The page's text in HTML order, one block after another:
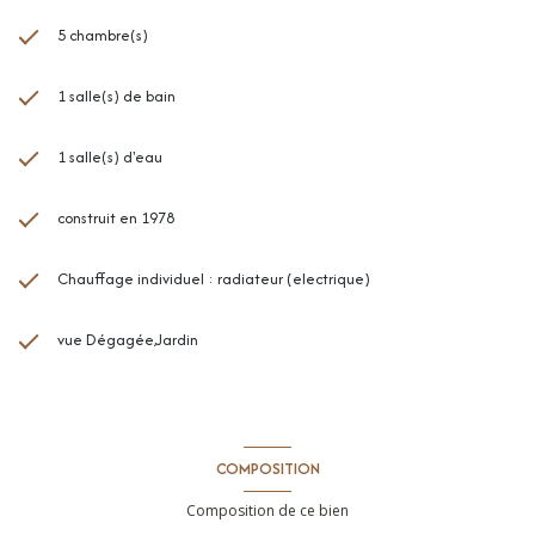
5 chambre(s)
1 salle(s) de bain
1 salle(s) d'eau
construit en 1978
Chauffage individuel : radiateur (electrique)
vue Dégagée,Jardin
COMPOSITION
Composition de ce bien